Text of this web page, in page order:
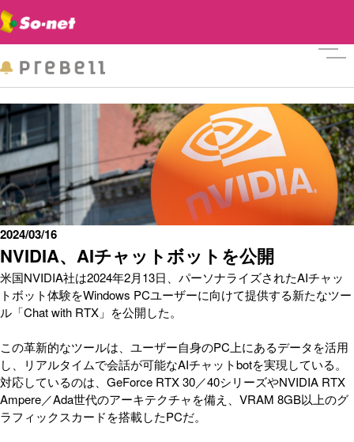
NVIDIA、AIチャットボットを公開
2024/03/16
米国NVIDIA社は2024年2月13日、パーソナライズされたAIチャッ
トボット体験をWindows PCユーザーに向けて提供する新たなツー
ル「Chat with RTX」を公開した。
この革新的なツールは、ユーザー自身のPC上にあるデータを活用
し、リアルタイムで会話が可能なAIチャットbotを実現している。
対応しているのは、GeForce RTX 30／40シリーズやNVIDIA RTX
Ampere／Ada世代のアーキテクチャを備え、VRAM 8GB以上のグ
ラフィックスカードを搭載したPCだ。